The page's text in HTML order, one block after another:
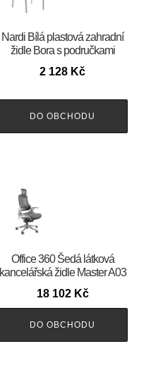
Nardi Bílá plastová zahradní
židle Bora s područkami
2 128 Kč
DO OBCHODU
Office 360 Šedá látková
kancelářská židle Master A03
18 102 Kč
DO OBCHODU